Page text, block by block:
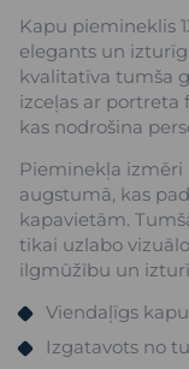
Kapu piemineklis
elegants un
kvalitatīva tumša
izceļas ar
kas nodrošina
Pieminekļa
augstumā, kas
kapavietām.
tikai uzlabo
ilgmūžību un
Viendaļīgs
Izgatavots no